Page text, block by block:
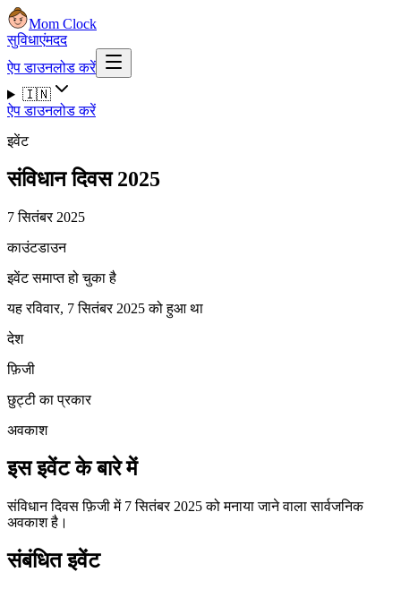
Mom Clock
सुविधाएंमदद
ऐप डाउनलोड करें
🇮🇳
ऐप डाउनलोड करें
इवेंट
संविधान दिवस 2025
7 सितंबर 2025
काउंटडाउन
इवेंट समाप्त हो चुका है
यह रविवार, 7 सितंबर 2025 को हुआ था
देश
फ़िजी
छुट्टी का प्रकार
अवकाश
इस इवेंट के बारे में
संविधान दिवस फ़िजी में 7 सितंबर 2025 को मनाया जाने वाला सार्वजनिक
अवकाश है।
संबंधित इवेंट